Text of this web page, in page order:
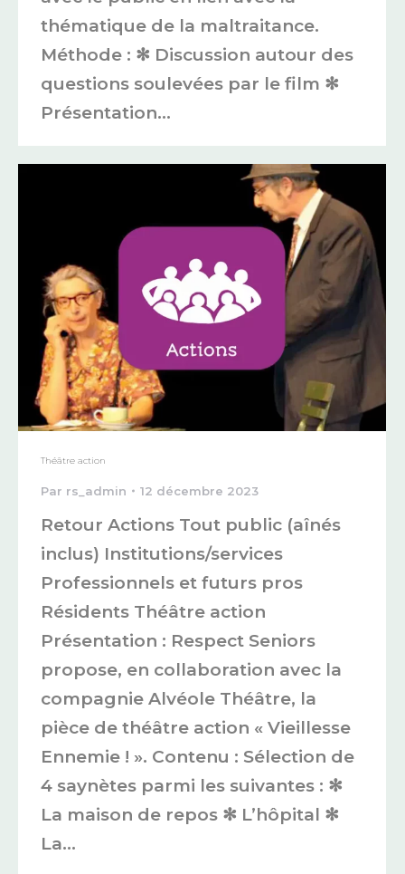
thématique de la maltraitance.
Méthode : ✻ Discussion autour des
questions soulevées par le film ✻
Présentation…
Théâtre action
Par rs_admin 12 décembre 2023
Retour Actions Tout public (aînés
inclus) Institutions/services
Professionnels et futurs pros
Résidents Théâtre action
Présentation : Respect Seniors
propose, en collaboration avec la
compagnie Alvéole Théâtre, la
pièce de théâtre action « Vieillesse
Ennemie ! ». Contenu : Sélection de
4 saynètes parmi les suivantes : ✻
La maison de repos ✻ L’hôpital ✻
La…